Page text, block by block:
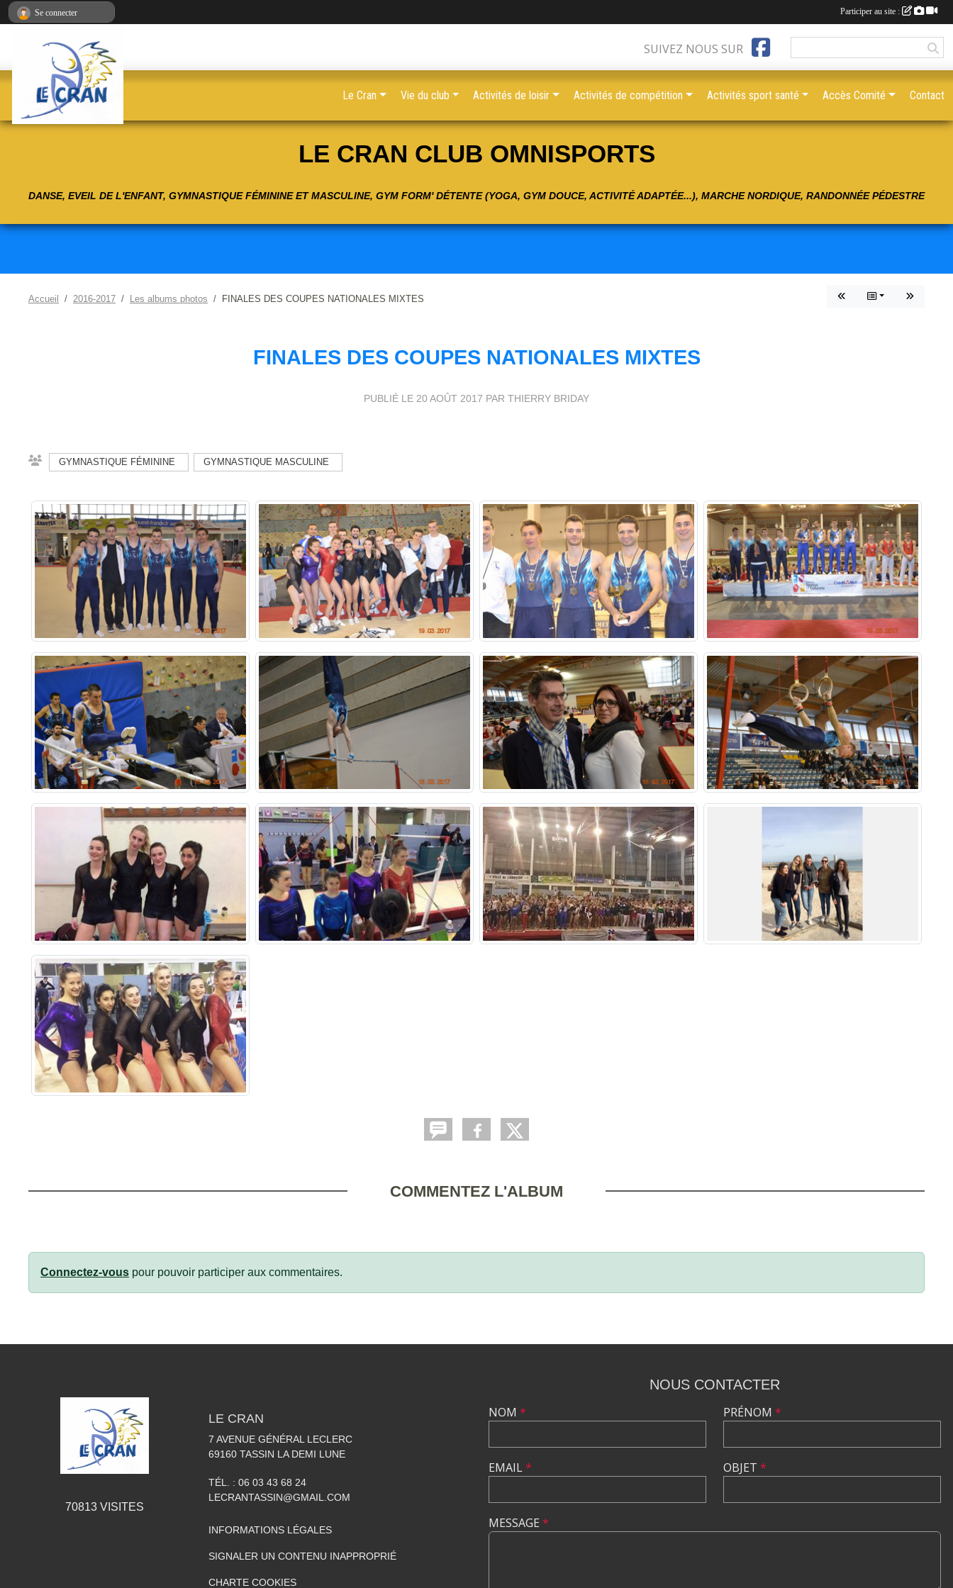
LE CRAN CLUB OMNISPORTS
DANSE, EVEIL DE L'ENFANT, GYMNASTIQUE FÉMININE ET MASCULINE, GYM FORM' DÉTENTE (YOGA, GYM DOUCE, ACTIVITÉ ADAPTÉE...), MARCHE NORDIQUE, RANDONNÉE PÉDESTRE
Accueil 2016-2017 Les albums photos FINALES DES COUPES NATIONALES MIXTES
FINALES DES COUPES NATIONALES MIXTES
PUBLIÉ LE 20 AOÛT 2017 PAR THIERRY BRIDAY
GYMNASTIQUE FÉMININE GYMNASTIQUE MASCULINE
COMMENTEZ L'ALBUM
Connectez-vous pour pouvoir participer aux commentaires.
SUIVEZ NOUS SUR
Le Cran Vie du club Activités de loisir Activités de compétition Activités sport santé Accès Comité Contact
70813VISITES
LE CRAN
7 AVENUE GÉNÉRAL LECLERC
69160 TASSIN LA DEMI LUNE
TÉL. : 06 03 43 68 24
LECRANTASSIN@GMAIL.COM
INFORMATIONS LÉGALES
SIGNALER UN CONTENU INAPPROPRIÉ
CHARTE COOKIES
NOUS CONTACTER
NOM *
EMAIL*
PRÉNOM *
OBJET *
MESSAGE *
Se connecter Participer au site :
Panneau de gestion des cookies